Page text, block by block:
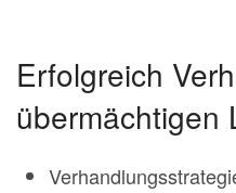
Erfolgreich
übermächtigen